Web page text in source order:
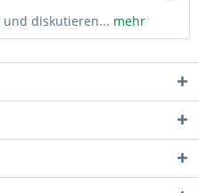
und diskutieren... mehr